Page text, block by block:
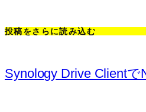
投稿をさらに読み込む
Synology Drive Client